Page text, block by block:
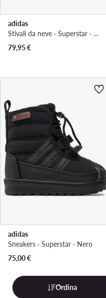
adidas
Stivali da neve · Superstar · Nero
79,95€
adidas
Sneakers · Superstar · Nero
75,00€
Ordina